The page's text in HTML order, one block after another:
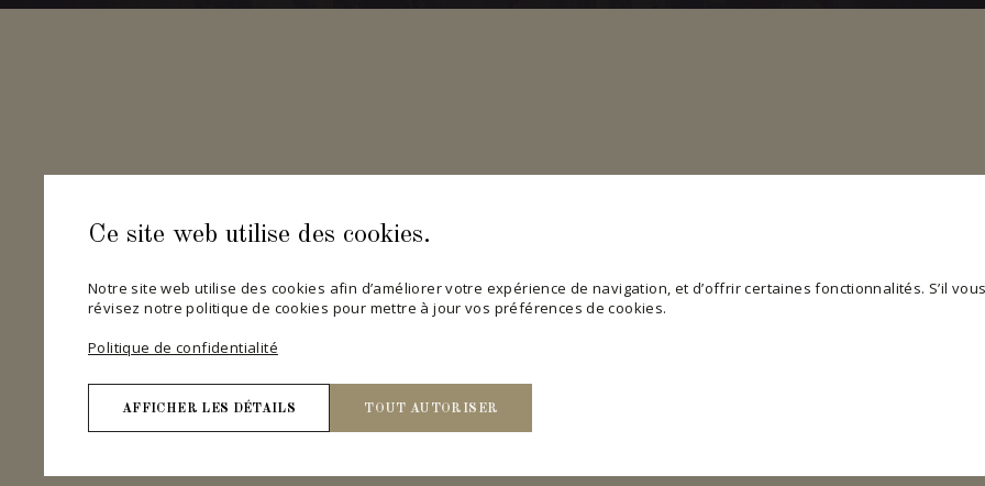
Ce site web utilise des cookies.
Notre site web utilise des cookies afin d’améliorer votre expérience de navigation, et d’offrir certaines fonctionnalités. S’il
révisez notre politique de cookies pour mettre à jour vos préférences de cookies.
Politique de confidentialité
AFFICHER LES DÉTAILS TOUT AUTORISER
Nécessaires